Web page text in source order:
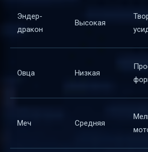
Эндер-
дракон
Высокая
Овца Низкая
Меч Средняя